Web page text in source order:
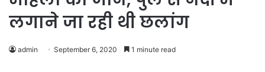
लगाने जा रही थी छलांग
admin September 6, 2020 1 minute read